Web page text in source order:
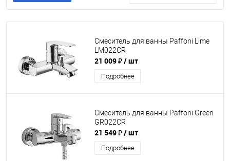
Смеситель для ванны Paffoni Lime
LM022CR
21 009 ₽/ шт
Подробнее
Смеситель для ванны Paffoni Green
GR022CR
21 549 ₽/ шт
Подробнее